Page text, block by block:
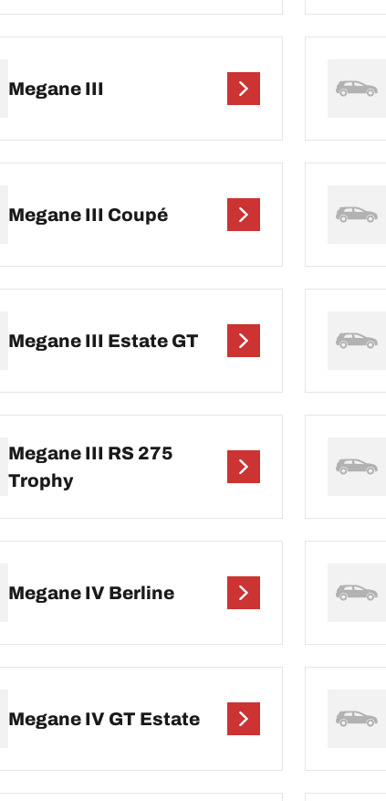
Megane III
Megane III Coupé
Megane III Estate GT
Megane III RS 275
Trophy
Megane IV Berline
Megane IV GT Estate